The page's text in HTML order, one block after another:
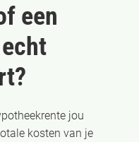
een
jou
kosten van je